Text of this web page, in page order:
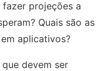
projeções a
Quais são as
aplicativos?
devem ser